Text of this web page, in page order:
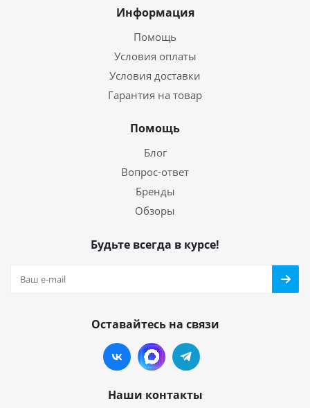
Информация
Помощь
Условия оплаты
Условия доставки
Гарантия на товар
Помощь
Блог
Вопрос-ответ
Бренды
Обзоры
Будьте всегда в курсе!
Оставайтесь на связи
Наши контакты